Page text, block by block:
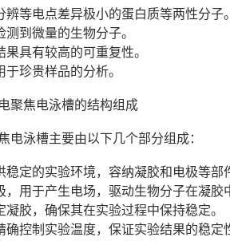
辨等电点差异极小的蛋白质等两性分子。
到微量的生物分子。
具有较高的可重复性。
珍贵样品的分析。
聚焦电泳槽的结构组成
电泳槽主要由以下几个部分组成：
稳定的实验环境，容纳凝胶和电极等部
，用于产生电场，驱动生物分子在凝胶
凝胶，确保其在实验过程中保持稳定。
确控制实验温度，保证实验结果的稳定